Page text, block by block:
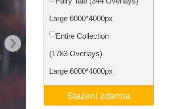
Large 6000*4000px
Entire Collection
(1783 Overlays)
Large 6000*4000px
Stažení zdarma